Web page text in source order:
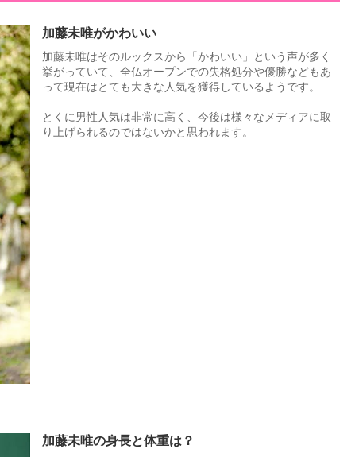
加藤未唯がかわいい
加藤未唯はそのルックスから「かわいい」という声が多く
挙がっていて、全仏オープンでの失格処分や優勝などもあ
って現在はとても大きな人気を獲得しているようです。
とくに男性人気は非常に高く、今後は様々なメディアに取
り上げられるのではないかと思われます。
加藤未唯の身長と体重は？